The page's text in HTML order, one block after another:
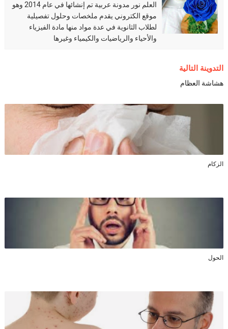
العلم نور مدونة عربية تم إنشائها في عام 2014 وهو
موقع الكتروني يقدم ملخصات وحلول تفصيلية
لطلاب الثانوية في عدة مواد منها مادة الفيزياء
والأحياء والرياضيات والكيمياء وغيرها
التدوينة التالية
هشاشة العظام
الزكام
الحول